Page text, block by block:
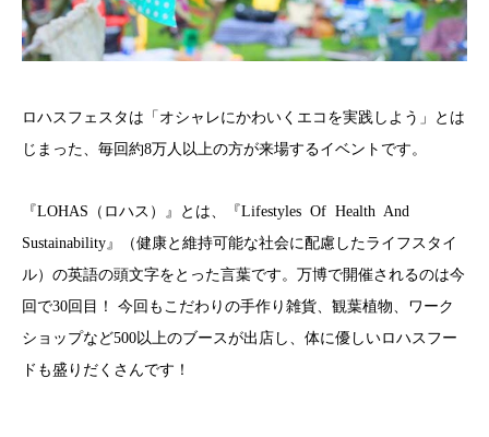
ロハスフェスタは「オシャレにかわいくエコを実践しよう」とは
じまった、毎回約8万人以上の方が来場するイベントです。
『LOHAS （ロハス）』とは、『Lifestyles Of Health And
Sustainability』（健康と維持可能な社会に配慮したライフスタイ
ル）の英語の頭文字をとった言葉です。万博で開催されるのは今
回で30回目！ 今回もこだわりの手作り雑貨、観葉植物、ワーク
ショップなど500以上のブースが出店し、体に優しいロハスフー
ドも盛りだくさんです！